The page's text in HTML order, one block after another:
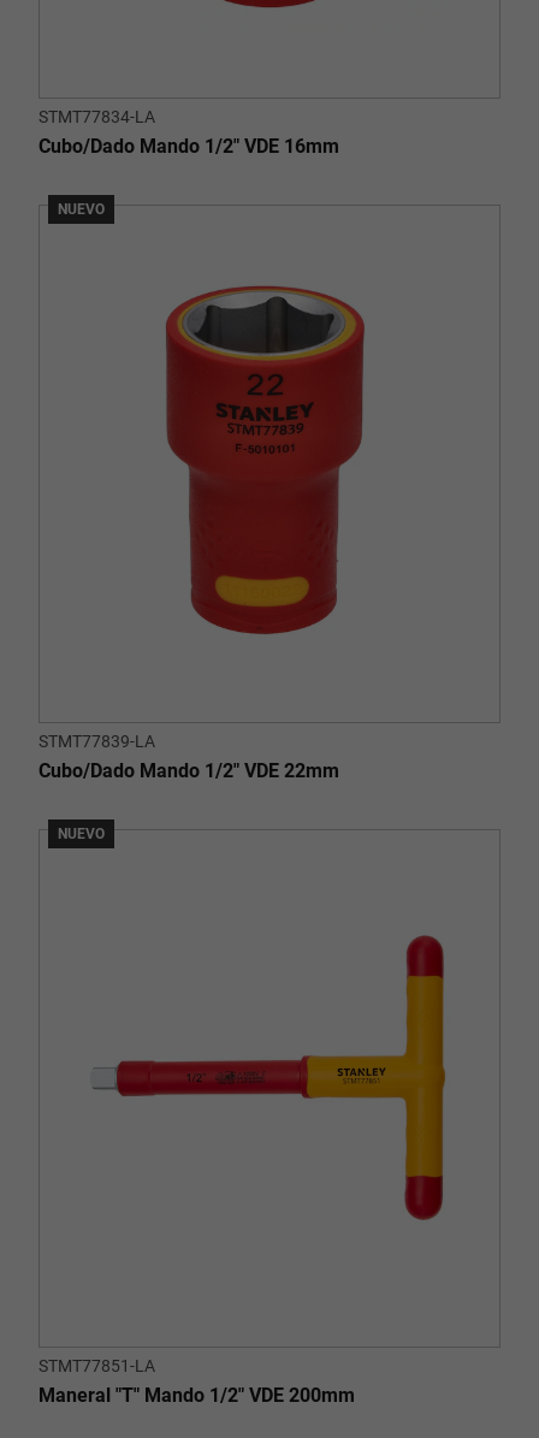
STMT77834-LA
Cubo/Dado Mando 1/2" VDE 16mm
NUEVO
STMT77839-LA
Cubo/Dado Mando 1/2" VDE 22mm
NUEVO
STMT77851-LA
Maneral "T" Mando 1/2" VDE 200mm